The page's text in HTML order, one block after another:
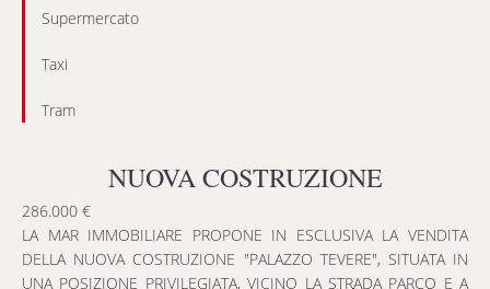
Supermercato
Taxi
Tram
NUOVA COSTRUZIONE
286.000 €
LA MAR IMMOBILIARE PROPONE IN ESCLUSIVA LA VENDITA
DELLA NUOVA COSTRUZIONE "PALAZZO TEVERE", SITUATA IN
UNA POSIZIONE PRIVILEGIATA, VICINO LA STRADA PARCO E A